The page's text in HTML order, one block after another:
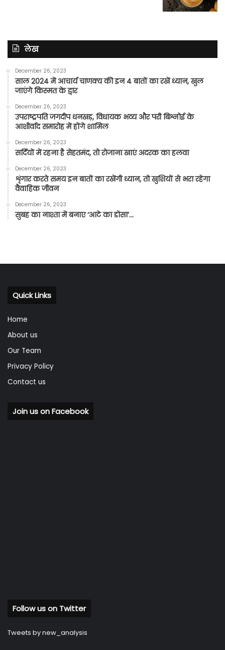
लेख
December 26, 2023
साल 2024 में आचार्य चाणक्य की इन 4 बातों का रखें ध्यान, खुल
जाएंगे किस्मत के द्वार
December 26, 2023
उपराष्ट्रपति जगदीप धनखड़, विधायक भव्य और परी बिश्नोई के
आशीर्वाद समारोह में होंगे शामिल
December 26, 2023
सर्दियों में रहना है सेहतमंद, तो रोजाना खाएं अदरक का हलवा
December 26, 2023
शृंगार करते समय इन बातों का रखेंगी ध्यान, तो खुशियों से भरा रहेगा
वैवाहिक जीवन
December 26, 2023
सुबह का नाश्ता में बनाए ‘आटे का डोसा’…
Quick Links
Home
About us
Our Team
Privacy Policy
Contact us
Join us on Facebook
Follow us on Twitter
Tweets by new_analysis